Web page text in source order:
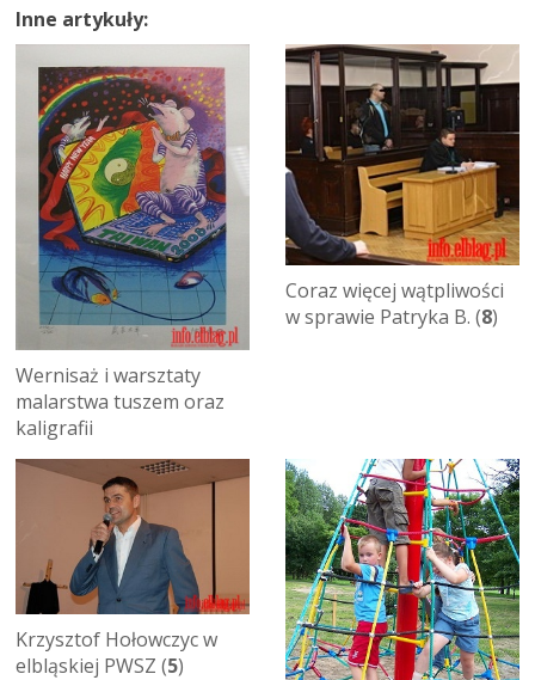
Inne artykuły:
Wernisaż i warsztaty
malarstwa tuszem oraz
kaligrafii
Coraz więcej wątpliwości
w sprawie Patryka B. (8)
Krzysztof Hołowczyc w
elbląskiej PWSZ (5)